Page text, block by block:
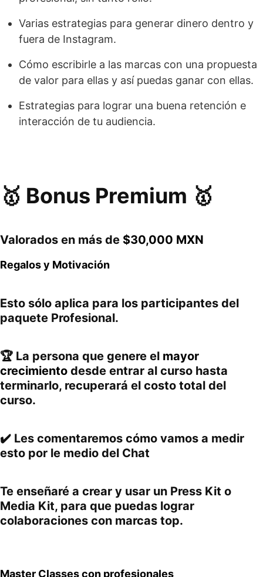
Varias estrategias para generar dinero dentro y
fuera de Instagram.
Cómo escribirle a las marcas con una propuesta
de valor para ellas y así puedas ganar con ellas.
Estrategias para lograr una buena retención e
interacción de tu audiencia.
🥇 Bonus Premium 🥇
Valorados en más de $30,000 MXN
Regalos y Motivación
Esto sólo aplica para los participantes del
paquete Profesional.
🏆 La persona que genere el mayor
crecimiento desde entrar al curso hasta
terminarlo, recuperará el costo total del
curso.
✔️ Les comentaremos cómo vamos a medir
esto por le medio del Chat
Te enseñaré a crear y usar un Press Kit o
Media Kit, para que puedas lograr
colaboraciones con marcas top.
Master Classes con profesionales